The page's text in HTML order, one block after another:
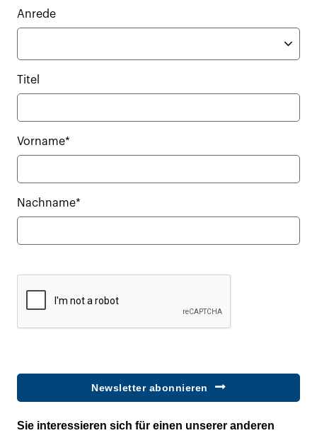
Anrede
Titel
Vorname*
Nachname*
Newsletter abonnieren
Sie interessieren sich für einen unserer anderen